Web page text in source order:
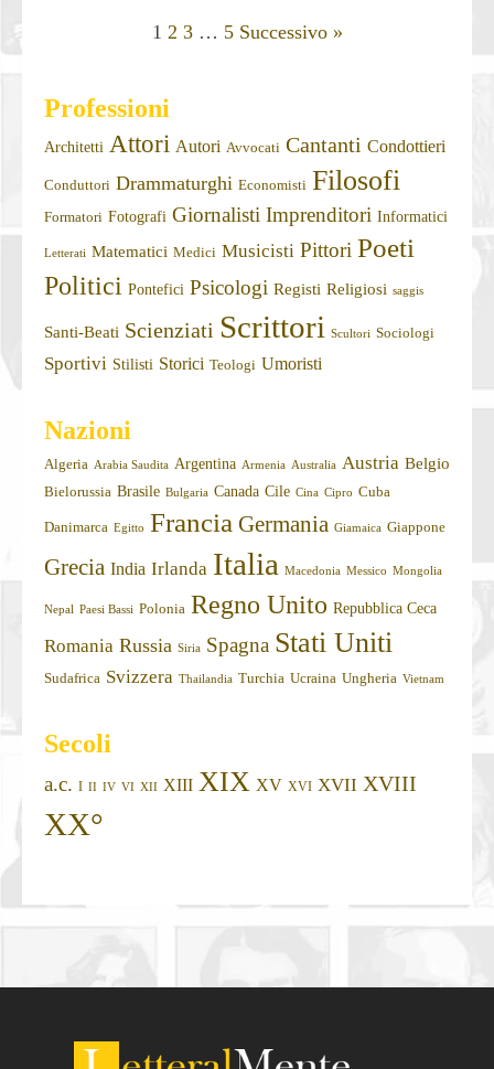
1 2 3 … 5 Successivo »
Professioni
Architetti Attori Autori Avvocati Cantanti Condottieri
Conduttori Drammaturghi Economisti Filosofi
Formatori Fotografi Giornalisti Imprenditori Informatici
Letterati Matematici Medici Musicisti Pittori Poeti
Politici Pontefici Psicologi Registi Religiosi saggis
Santi-Beati Scienziati Scrittori Scultori Sociologi
Sportivi Stilisti Storici Teologi Umoristi
Nazioni
Algeria Arabia Saudita Argentina Armenia Australia Austria Belgio
Bielorussia Brasile Bulgaria Canada Cile Cina Cipro Cuba
Danimarca Egitto Francia Germania Giamaica Giappone
Grecia India Irlanda Italia Macedonia Messico Mongolia
Nepal Paesi Bassi Polonia Regno Unito Repubblica Ceca
Romania Russia Siria Spagna Stati Uniti
Sudafrica Svizzera Thailandia Turchia Ucraina Ungheria Vietnam
Secoli
a.c. I II IV VI XII XIII XIX XV XVI XVII XVIII
XX°